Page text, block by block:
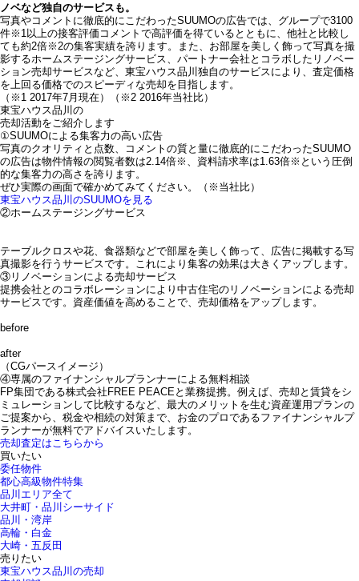
ノベなど独自のサービスも。
写真やコメントに徹底的にこだわったSUUMOの広告では、グループで3100
件※1以上の接客評価コメントで高評価を得ているとともに、他社と比較し
ても約2倍※2の集客実績を誇ります。また、お部屋を美しく飾って写真を撮
影するホームステージングサービス、パートナー会社とコラボしたリノベー
ション売却サービスなど、東宝ハウス品川独自のサービスにより、査定価格
を上回る価格でのスピーディな売却を目指します。
（※1 2017年7月現在）（※2 2016年当社比）
東宝ハウス品川の
売却活動をご紹介します
①SUUMOによる集客力の高い広告
写真のクオリティと点数、コメントの質と量に徹底的にこだわったSUUMO
の広告は物件情報の閲覧者数は2.14倍※、資料請求率は1.63倍※ という圧倒
的な集客力の高さを誇ります。
ぜひ実際の画面で確かめてみてください。（※当社比）
東宝ハウス品川のSUUMOを見る
②ホームステージングサービス
テーブルクロスや花、食器類などで部屋を美しく飾って、広告に掲載する写
真撮影を行うサービスです。これにより集客の効果は大きくアップします。
③リノベーションによる売却サービス
提携会社とのコラボレーションにより中古住宅のリノベーションによる売却
サービスです。資産価値を高めることで、売却価格をアップします。
before
after
（CGパースイメージ）
④専属のファイナンシャルプランナーによる無料相談
FP集団である株式会社FREE PEACEと業務提携。例えば、売却と賃貸をシ
ミュレーションして比較するなど、最大のメリットを生む資産運用プランの
ご提案から、税金や相続の対策まで、お金のプロであるファイナンシャルプ
ランナーが無料でアドバイスいたします。
売却査定はこちらから
買いたい
委任物件
都心高級物件特集
品川エリア全て
大井町・品川シーサイド
品川・湾岸
高輪・白金
大崎・五反田
売りたい
東宝ハウス品川の売却